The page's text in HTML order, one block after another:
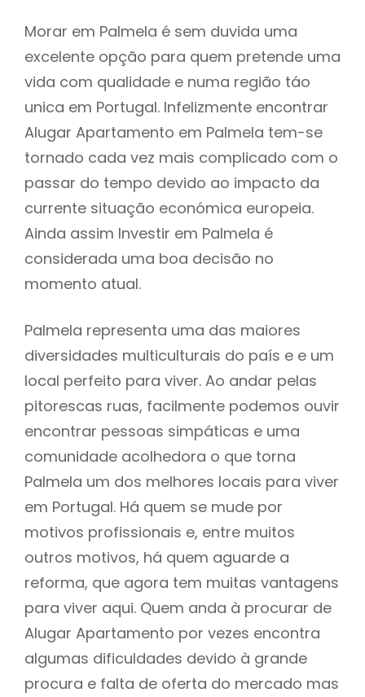
Morar em Palmela é sem duvida uma
excelente opção para quem pretende uma
vida com qualidade e numa região táo
unica em Portugal. Infelizmente encontrar
Alugar Apartamento em Palmela tem-se
tornado cada vez mais complicado com o
passar do tempo devido ao impacto da
currente situação económica europeia.
Ainda assim Investir em Palmela é
considerada uma boa decisão no
momento atual.
Palmela representa uma das maiores
diversidades multiculturais do país e e um
local perfeito para viver. Ao andar pelas
pitorescas ruas, facilmente podemos ouvir
encontrar pessoas simpáticas e uma
comunidade acolhedora o que torna
Palmela um dos melhores locais para viver
em Portugal. Há quem se mude por
motivos profissionais e, entre muitos
outros motivos, há quem aguarde a
reforma, que agora tem muitas vantagens
para viver aqui. Quem anda à procurar de
Alugar Apartamento por vezes encontra
algumas dificuldades devido à grande
procura e falta de oferta do mercado mas